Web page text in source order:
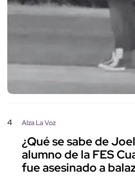
4 Alza La Voz
¿Qué se sabe de
alumno de la FES
fue asesinado a